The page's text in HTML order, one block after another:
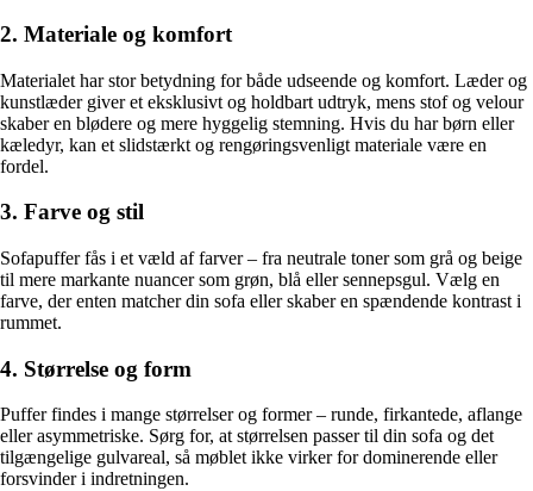
2. Materiale og komfort
Materialet har stor betydning for både udseende og komfort. Læder og
kunstlæder giver et eksklusivt og holdbart udtryk, mens stof og velour
skaber en blødere og mere hyggelig stemning. Hvis du har børn eller
kæledyr, kan et slidstærkt og rengøringsvenligt materiale være en
fordel.
3. Farve og stil
Sofapuffer fås i et væld af farver – fra neutrale toner som grå og beige
til mere markante nuancer som grøn, blå eller sennepsgul. Vælg en
farve, der enten matcher din sofa eller skaber en spændende kontrast i
rummet.
4. Størrelse og form
Puffer findes i mange størrelser og former – runde, firkantede, aflange
eller asymmetriske. Sørg for, at størrelsen passer til din sofa og det
tilgængelige gulvareal, så møblet ikke virker for dominerende eller
forsvinder i indretningen.